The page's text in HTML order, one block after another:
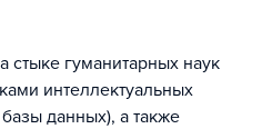
стыке гуманитарных наук
интеллектуальных
данных), а также